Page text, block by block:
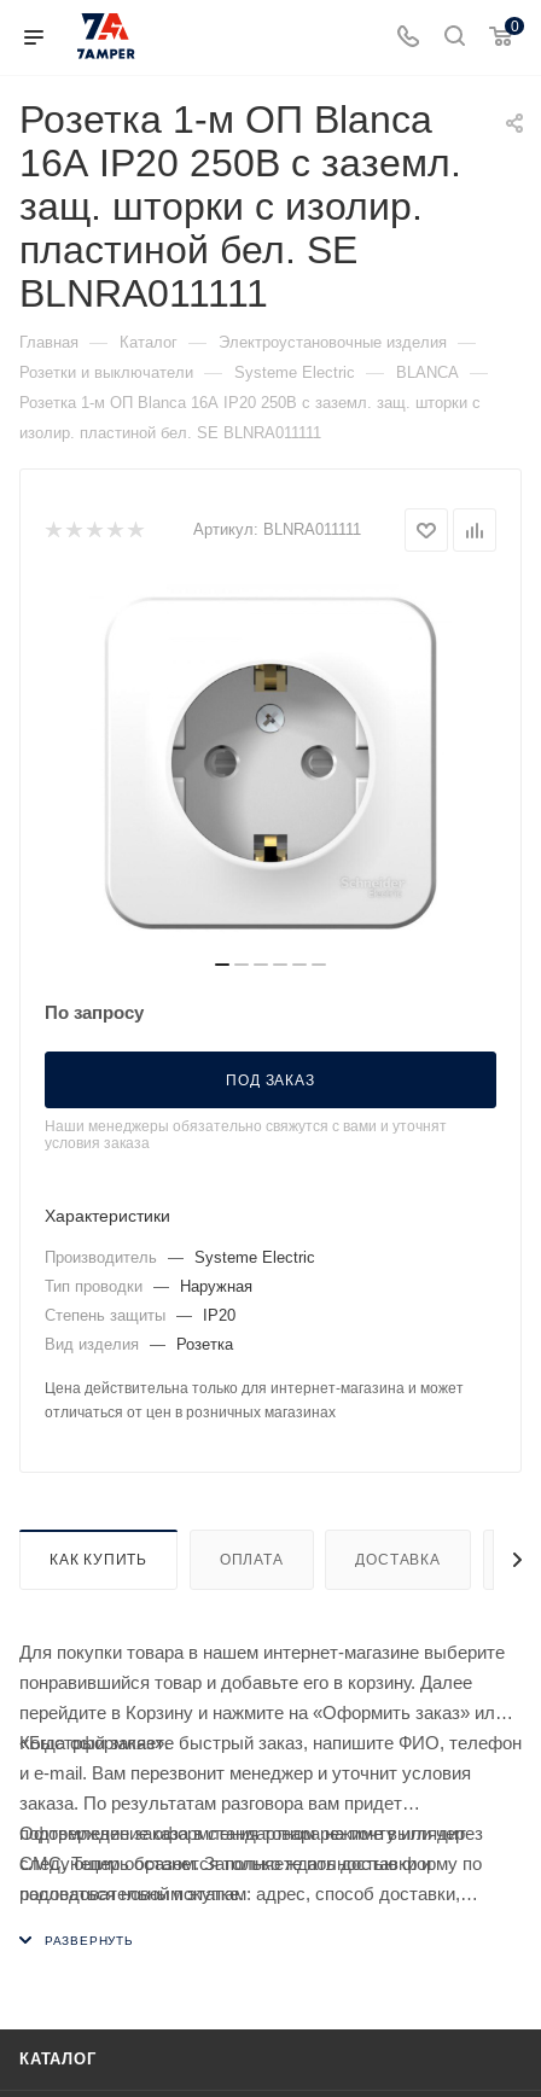
0
Розетка 1-м ОП Blanca
16А IP20 250В с заземл.
защ. шторки с изолир.
пластиной бел. SE
BLNRA011111
Главная — Каталог — Электроустановочные изделия —
Розетки и выключатели — Systeme Electric — BLANCA —
Розетка 1-м ОП Blanca 16А IP20 250В с заземл. защ. шторки с
изолир. пластиной бел. SE BLNRA011111
Артикул: BLNRA011111
По запросу
ПОД ЗАКАЗ
Наши менеджеры обязательно свяжутся с вами и уточнят
условия заказа
Характеристики
Производитель — Systeme Electric
Тип проводки —
Наружная
Степень защиты —
IP20
Вид изделия
— Розетка
Цена действительна только для интернет-магазина и может
отличаться от цен в розничных магазинах
КАК КУПИТЬ ОПЛАТА ДОСТАВКА
Для покупки товара в нашем интернет-магазине выберите
понравившийся товар и добавьте его в корзину. Далее
перейдите в Корзину и нажмите на «Оформить заказ» или
«Быстрый заказ».
Когда оформляете быстрый заказ, напишите ФИО, телефон
и e-mail. Вам перезвонит менеджер и уточнит условия
заказа. По результатам разговора вам придет
подтверждение оформления товара на почту или через
СМС. Теперь останется только ждать доставки и
радоваться новой покупке.
Оформление заказа в стандартном режиме выглядит
следующим образом. Заполняете полностью форму по
последовательным этапам: адрес, способ доставки,
КАТАЛОГ